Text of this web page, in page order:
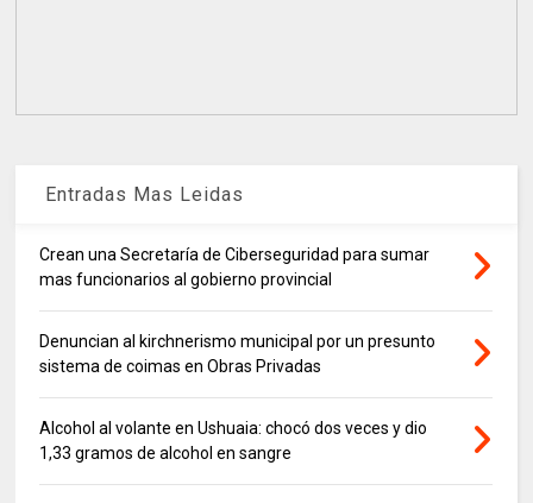
Entradas Mas Leidas
Crean una Secretaría de Ciberseguridad para sumar
mas funcionarios al gobierno provincial
Denuncian al kirchnerismo municipal por un presunto
sistema de coimas en Obras Privadas
Alcohol al volante en Ushuaia: chocó dos veces y dio
1,33 gramos de alcohol en sangre